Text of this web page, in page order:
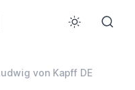
von Kapff DE